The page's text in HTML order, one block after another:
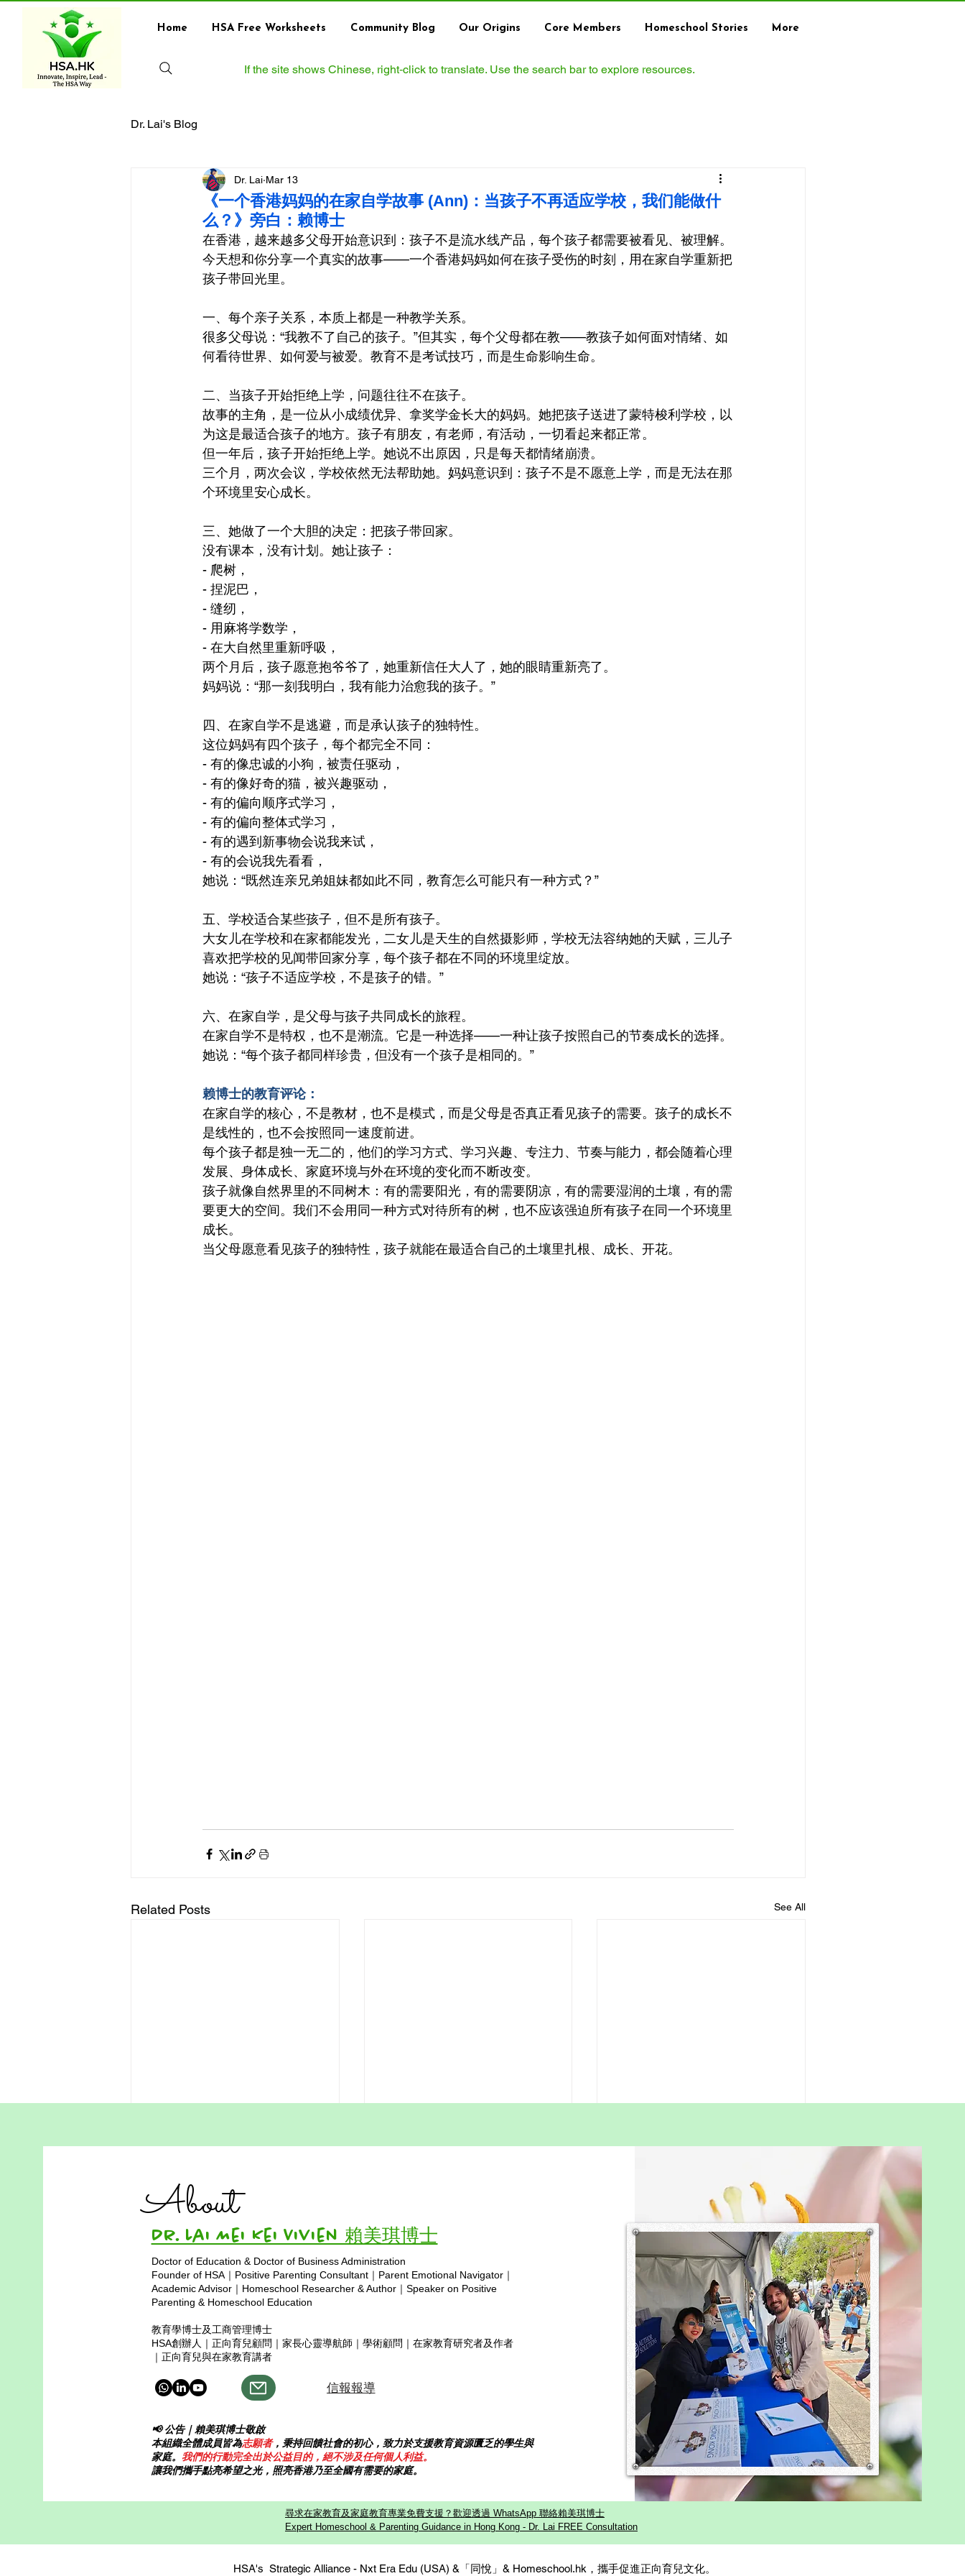
Home HSA Free Worksheets Community Blog Our Origins Core Members Homeschool Stories More
If the site shows Chinese, right‑click to translate. Use the search bar to explore resources.
Dr. Lai's Blog
《一个香港妈妈的在家自学故事 (Ann)：当孩子不再适应学校，我们能做什
么？》旁白：赖博士
Dr. Lai Mar 13
在香港，越来越多父母开始意识到：孩子不是流水线产品，每个孩子都需要被看见、被理解。
今天想和你分享一个真实的故事——一个香港妈妈如何在孩子受伤的时刻，用在家自学重新把
孩子带回光里。
一、每个亲子关系，本质上都是一种教学关系。
很多父母说：“我教不了自己的孩子。”但其实，每个父母都在教——教孩子如何面对情绪、如
何看待世界、如何爱与被爱。教育不是考试技巧，而是生命影响生命。
二、当孩子开始拒绝上学，问题往往不在孩子。
故事的主角，是一位从小成绩优异、拿奖学金长大的妈妈。她把孩子送进了蒙特梭利学校，以
为这是最适合孩子的地方。孩子有朋友，有老师，有活动，一切看起来都正常。
但一年后，孩子开始拒绝上学。她说不出原因，只是每天都情绪崩溃。
三个月，两次会议，学校依然无法帮助她。妈妈意识到：孩子不是不愿意上学，而是无法在那
个环境里安心成长。
三、她做了一个大胆的决定：把孩子带回家。
没有课本，没有计划。她让孩子：
- 爬树，
- 捏泥巴，
- 缝纫，
- 用麻将学数学，
- 在大自然里重新呼吸，
两个月后，孩子愿意抱爷爷了，她重新信任大人了，她的眼睛重新亮了。
妈妈说：“那一刻我明白，我有能力治愈我的孩子。”
四、在家自学不是逃避，而是承认孩子的独特性。
这位妈妈有四个孩子，每个都完全不同：
- 有的像忠诚的小狗，被责任驱动，
- 有的像好奇的猫，被兴趣驱动，
- 有的偏向顺序式学习，
- 有的偏向整体式学习，
- 有的遇到新事物会说我来试，
- 有的会说我先看看，
她说：“既然连亲兄弟姐妹都如此不同，教育怎么可能只有一种方式？”
五、学校适合某些孩子，但不是所有孩子。
大女儿在学校和在家都能发光，二女儿是天生的自然摄影师，学校无法容纳她的天赋，三儿子
喜欢把学校的见闻带回家分享，每个孩子都在不同的环境里绽放。
她说：“孩子不适应学校，不是孩子的错。”
六、在家自学，是父母与孩子共同成长的旅程。
在家自学不是特权，也不是潮流。它是一种选择——一种让孩子按照自己的节奏成长的选择。
她说：“每个孩子都同样珍贵，但没有一个孩子是相同的。”
赖博士的教育评论：
在家自学的核心，不是教材，也不是模式，而是父母是否真正看见孩子的需要。孩子的成长不
是线性的，也不会按照同一速度前进。
每个孩子都是独一无二的，他们的学习方式、学习兴趣、专注力、节奏与能力，都会随着心理
发展、身体成长、家庭环境与外在环境的变化而不断改变。
孩子就像自然界里的不同树木：有的需要阳光，有的需要阴凉，有的需要湿润的土壤，有的需
要更大的空间。我们不会用同一种方式对待所有的树，也不应该强迫所有孩子在同一个环境里
成长。
当父母愿意看见孩子的独特性，孩子就能在最适合自己的土壤里扎根、成长、开花。
Related Posts See All
善，看似簡單，卻是人心中最難保
持的形狀。它不像筆畫，只要照着
順序就能寫好；它需要在複雜的人
際之間保持清明、柔軟與原則。尤
homeschooling 社群裡，善不是
天生，而是在壓力、誤解與差異中
一次次選擇出來的。 在社群中，
合，而是守住原則；不是讓所有人
舒服，而是讓社群不偏離初心。真
正的善需要在必要時說真話、維持
秩序、保護弱者。 因此，善的領
recently asked me whether
產教育. I was genuinely surprised
by this misunderstanding. Homes
作為香港在家教育的創辦人，我收
到太多家庭的求助。 孩子因為學
業創傷而無法上學，家庭因壓力而
失去平靜。 這些香港的小朋友不
是不努力，而是太累了； 不是不
想學，而是不知道為什麼要學。
香港的孩子不是被學校壓垮，而是
被「期待」壓垮。 成績、排名、
補習、比較—— 把孩子變成戰
士，而被逼成為戰士的孩子，是沒
有童年的； 他們沒有快樂，只有
任務與壓力。 孩子不是項目，他
們是生命。 生命需要陽光，而
Copyright © 2025 hsa.com
About
Dr. Lai Mei Kei Vivien 賴美琪博士
Doctor of Education & Doctor of Business Administration
Founder of HSA｜Positive Parenting Consultant｜Parent Emotional Navigator｜
Academic Advisor｜Homeschool Researcher & Author｜Speaker on Positive
Parenting & Homeschool Education
教育學博士及工商管理博士
HSA創辦人｜正向育兒顧問｜家長心靈導航師｜學術顧問｜在家教育研究者及作者
｜正向育兒與在家教育講者
信報報導
📢 公告｜賴美琪博士敬啟
本組織全體成員皆為志願者，秉持回饋社會的初心，致力於支援教育資源匱乏的學生與
家庭。 我們的行動完全出於公益目的，絕不涉及任何個人利益。
讓我們攜手點亮希望之光，照亮香港乃至全國有需要的家庭。
尋求在家教育及家庭教育專業免費支援？歡迎透過 WhatsApp 聯絡賴美琪博士
Expert Homeschool & Parenting Guidance in Hong Kong - Dr. Lai FREE Consultation
HSA's Strategic Alliance - Nxt Era Edu (USA) &「同悅」& Homeschool.hk，攜手促進正向育兒文化。